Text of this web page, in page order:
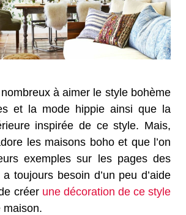
à aimer le style bohème
et la mode hippie ainsi que la
inspirée de ce style. Mais,
les maisons boho et que l’on
exemples sur les pages des
toujours besoin d’un peu d’aide
créer une décoration de ce style
maison.